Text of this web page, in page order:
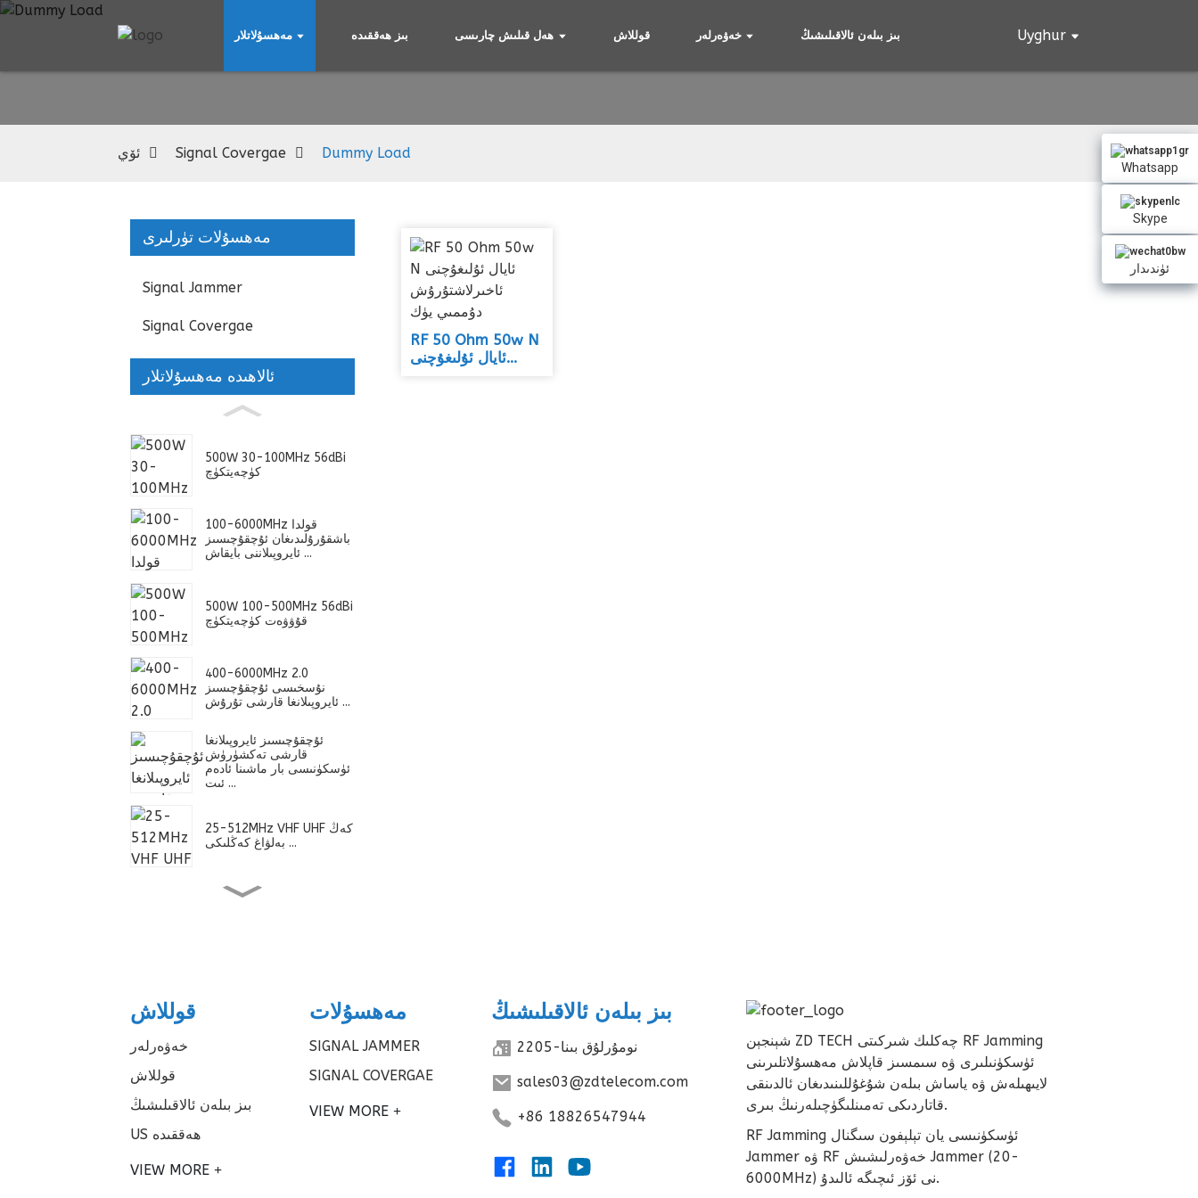
مەھسۇلاتلار بىز ھەققىدە ھەل قىلىش چارىسى قوللاش خەۋەرلەر بىز بىلەن ئالاقىلىشىڭ Uyghur
Whatsapp
Skype
ئۈندىدار
ئۆي Signal Covergae Dummy Load
مەھسۇلات تۈرلىرى
Signal Jammer
Signal Covergae
ئالاھىدە مەھسۇلاتلار
500W 30-100MHz 56dBi
كۈچەيتكۈچ
100-6000MHz قولدا
باشقۇرۇلىدىغان ئۇچقۇچىسىز
ئايروپىلاننى بايقاش ...
500W 100-500MHz 56dBi
قۇۋۋەت كۈچەيتكۈچ
400-6000MHz 2.0
نۇسخىسى ئۇچقۇچىسىز
ئايروپىلانغا قارشى تۇرۇش ...
ئۇچقۇچىسىز ئايروپىلانغا
قارشى تەكشۈرۈش
ئۈسكۈنىسى بار ماشىنا ئادەم
ئىت ...
25-512MHz VHF UHF كەڭ
بەلۋاغ كەڭلىكى ...
RF 50 Ohm 50w N
ئايال ئۇلىغۇچنى
قوللاش
خەۋەرلەر
قوللاش
بىز بىلەن ئالاقىلىشىڭ
US ھەققىدە
VIEW MORE
مەھسۇلات
SIGNAL JAMMER
SIGNAL COVERGAE
VIEW MORE
بىز بىلەن ئالاقىلىشىڭ
2205-نومۇرلۇق بىنا
sales03@zdtelecom.com
+86 18826547944
شېنجېن ZD TECH چەكلىك شىركىتى RF Jamming
ئۈسكۈنىلىرى ۋە سىمسىز قاپلاش مەھسۇلاتلىرىنى
لايىھىلەش ۋە ياساش بىلەن شۇغۇللىنىدىغان ئالدىنقى
قاتاردىكى تەمىنلىگۈچىلەرنىڭ بىرى.
RF Jamming ئۈسكۈنىسى يان تېلېفون سىگنال
Jammer ۋە RF خەۋەرلىشىش Jammer (20-
6000MHz) نى ئۆز ئىچىگە ئالىدۇ.